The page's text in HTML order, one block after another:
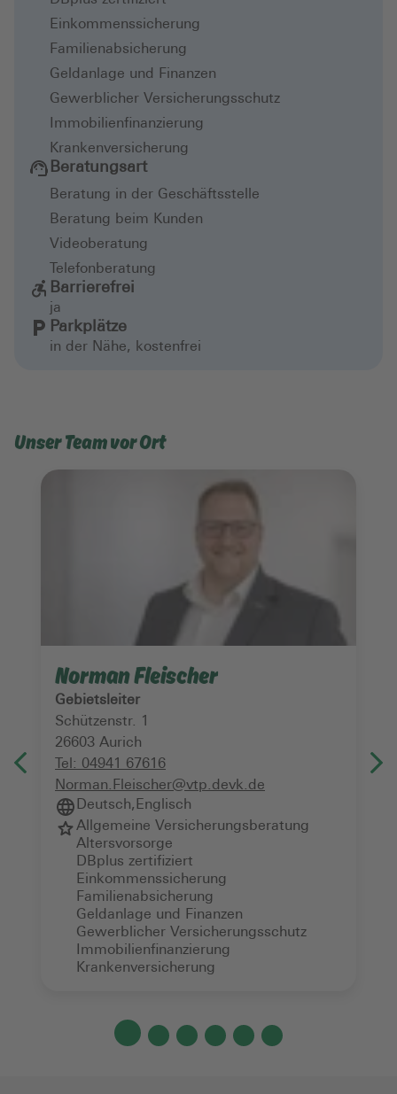
Einkommenssicherung
Familienabsicherung
Geldanlage und Finanzen
Gewerblicher Versicherungsschutz
Immobilienfinanzierung
Krankenversicherung
Beratungsart
Beratung in der Geschäftsstelle
Beratung beim Kunden
Videoberatung
Telefonberatung
Barrierefrei
ja
Parkplätze
in der Nähe, kostenfrei
Unser Team vor Ort
Norman Fleischer
Gebietsleiter
Schützenstr. 1
26603 Aurich
Tel: 04941 67616
Norman.Fleischer@vtp.devk.de
Deutsch,Englisch
Allgemeine Versicherungsberatung
Altersvorsorge
DBplus zertifiziert
Einkommenssicherung
Familienabsicherung
Geldanlage und Finanzen
Gewerblicher Versicherungsschutz
Immobilienfinanzierung
Krankenversicherung